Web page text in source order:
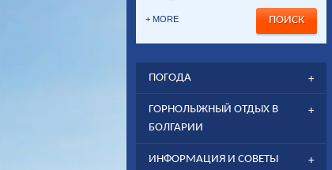
+ MORE
ПОГОДА
ГОРНОЛЫЖНЫЙ ОТДЫХ В
БОЛГАРИИ
ИНФОРМАЦИЯ И СОВЕТЫ